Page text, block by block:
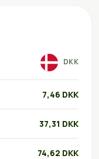
DKK
7,46 DKK
37,31 DKK
74,62 DKK